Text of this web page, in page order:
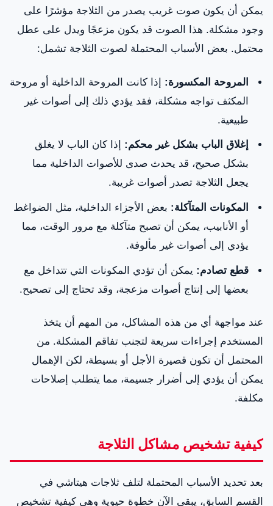
يمكن أن يكون صوت غريب يصدر من الثلاجة مؤشرًا على
وجود مشكلة. هذا الصوت قد يكون مزعجًا ويدل على عطل
محتمل. بعض الأسباب المحتملة لصوت الثلاجة تشمل:
المروحة المكسورة: إذا كانت المروحة الداخلية أو مروحة
المكثف تواجه مشكلة، فقد يؤدي ذلك إلى أصوات غير
طبيعية.
إغلاق الباب بشكل غير محكم: إذا كان الباب لا يغلق
بشكل صحيح، قد يحدث صدى للأصوات الداخلية مما
يجعل الثلاجة تصدر أصوات غريبة.
المكونات المتآكلة: بعض الأجزاء الداخلية، مثل الضواغط
أو الأنابيب، يمكن أن تصبح متآكلة مع مرور الوقت، مما
يؤدي إلى أصوات غير مألوفة.
قطع تصادم: يمكن أن تؤدي المكونات التي تتداخل مع
بعضها إلى إنتاج أصوات مزعجة، وقد تحتاج إلى تصحيح.
عند مواجهة أي من هذه المشاكل، من المهم أن يتخذ
المستخدم إجراءات سريعة لتجنب تفاقم المشكلة. من
المحتمل أن تكون قصيرة الأجل أو بسيطة، لكن الإهمال
يمكن أن يؤدي إلى أضرار جسيمة، مما يتطلب إصلاحات
مكلفة.
كيفية تشخيص مشاكل الثلاجة
بعد تحديد الأسباب المحتملة لتلف ثلاجات هيتاشي في
القسم السابق، يبقى الآن خطوة حيوية وهي كيفية تشخيص